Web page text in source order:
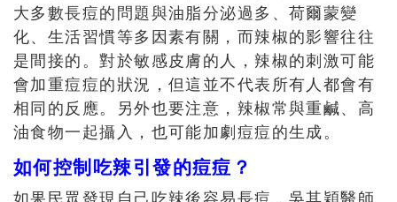
大多數長痘的問題與油脂分泌過多、荷爾蒙變
化、生活習慣等多因素有關，而辣椒的影響往往
是間接的。對於敏感皮膚的人，辣椒的刺激可能
會加重痘痘的狀況，但這並不代表所有人都會有
相同的反應。另外也要注意，辣椒常與重鹹、高
油食物一起攝入，也可能加劇痘痘的生成。
如何控制吃辣引發的痘痘？
如果民眾發現自己吃辣後容易長痘，吳其穎醫師